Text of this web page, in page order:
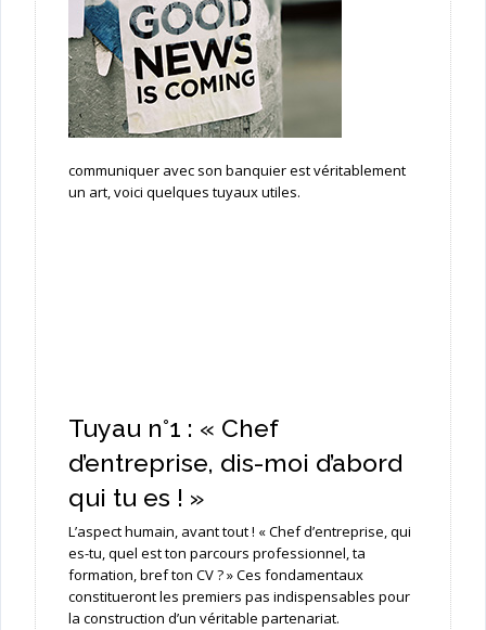
communiquer avec son banquier est véritablement
un art, voici quelques tuyaux utiles.
Tuyau n°1 : « Chef
d’entreprise, dis-moi d’abord
qui tu es ! »
L’aspect humain, avant tout ! « Chef d’entreprise, qui
es-tu, quel est ton parcours professionnel, ta
formation, bref ton CV ? » Ces fondamentaux
constitueront les premiers pas indispensables pour
la construction d’un véritable partenariat.